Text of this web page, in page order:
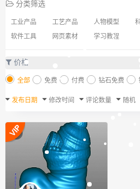
分类筛选
工业产品 工艺产品 人物模型
软件工具 网页素材 学习教程
价格
全部 免费 付费 钻石免费
发布日期 修改时间 评论数量 随机